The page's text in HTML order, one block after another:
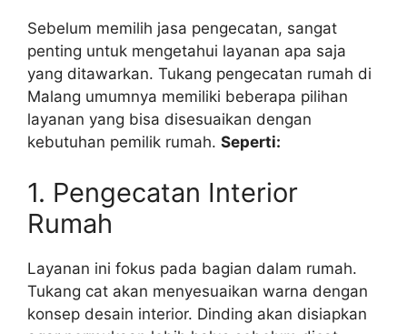
Sebelum memilih jasa pengecatan, sangat
penting untuk mengetahui layanan apa saja
yang ditawarkan. Tukang pengecatan rumah di
Malang umumnya memiliki beberapa pilihan
layanan yang bisa disesuaikan dengan
kebutuhan pemilik rumah. Seperti:
1. Pengecatan Interior
Rumah
Layanan ini fokus pada bagian dalam rumah.
Tukang cat akan menyesuaikan warna dengan
konsep desain interior. Dinding akan disiapkan